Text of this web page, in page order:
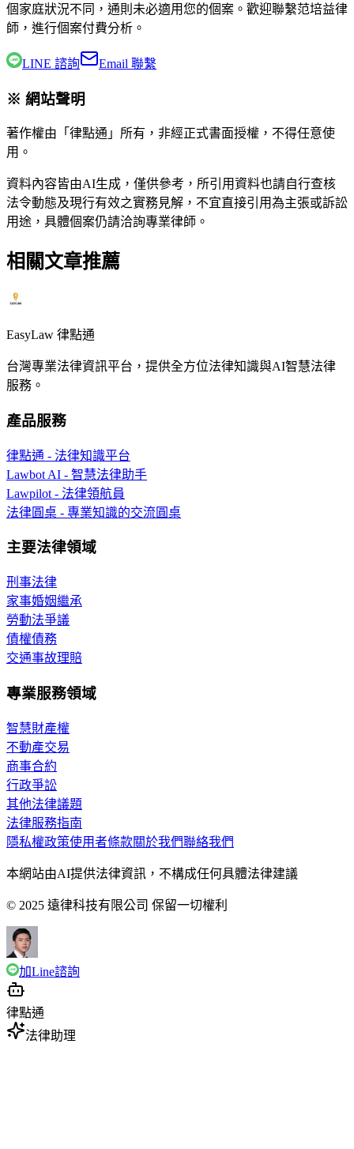
個家庭狀況不同，通則未必適用您的個案。歡迎聯繫范培益律
師 ，進行個案付費分析。
LINE 諮詢 Email 聯繫
※ 網站聲明
著作權由「律點通」所有，非經正式書面授權，不得任意使
用。
資料內容皆由AI生成，僅供參考，所引用資料也請自行查核
法令動態及現行有效之實務見解，不宜直接引用為主張或訴訟
用途，具體個案仍請洽詢專業律師。
相關文章推薦
EasyLaw 律點通
台灣專業法律資訊平台，提供全方位法律知識與AI智慧法律
服務。
產品服務
律點通 - 法律知識平台
Lawbot AI - 智慧法律助手
Lawpilot - 法律領航員
法律圓桌 - 專業知識的交流圓桌
主要法律領域
刑事法律
家事婚姻繼承
勞動法爭議
債權債務
交通事故理賠
專業服務領域
智慧財產權
不動產交易
商事合約
行政爭訟
其他法律議題
法律服務指南
隱私權政策使用者條款關於我們聯絡我們
本網站由AI提供法律資訊，不構成任何具體法律建議
© 2025 遠律科技有限公司 保留一切權利
加Line諮詢
律點通
法律助理